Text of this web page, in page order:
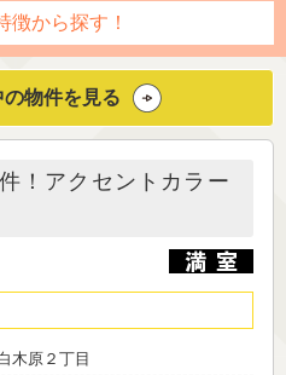
徴から探す！
物件を見る
！アクセントカラー
木原２丁目